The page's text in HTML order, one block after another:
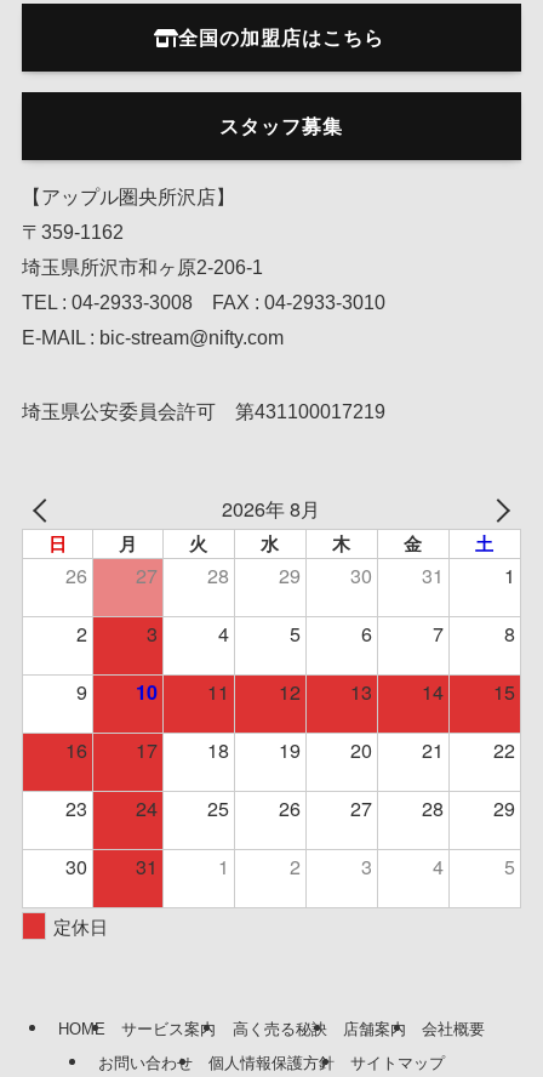
全国の加盟店はこちら
スタッフ募集
【アップル圏央所沢店】
〒359-1162
埼玉県所沢市和ヶ原2-206-1
TEL : 04-2933-3008 FAX : 04-2933-3010
E-MAIL : bic-stream@nifty.com
埼玉県公安委員会許可 第431100017219
2026年 8月
日 月 火 水 木 金 土
26 27 28 29 30 31
1
2
3 4 5 6 7
8
9
10 11 12 13 14
15
16
17 18 19 20 21
22
23
24 25 26 27 28
29
30
31 1 2 3 4 5
定休日
HOME サービス案内 高く売る秘訣 店舗案内
会社概要
お問い合わせ
個人情報保護方針 サイトマップ